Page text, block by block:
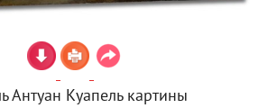
Антуан Куапель картины